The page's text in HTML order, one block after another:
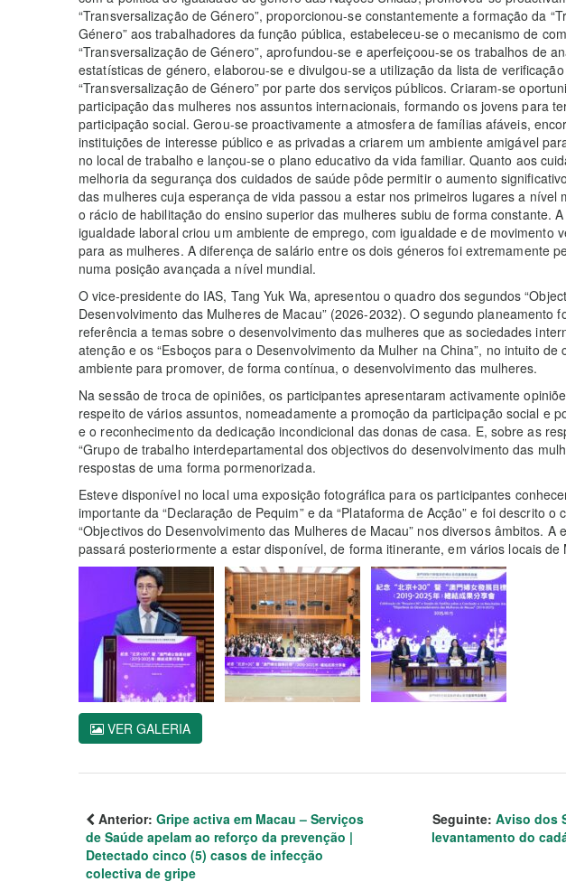
“Transversalização de Género”, proporcionou-se constantemente a formação da
Género” aos trabalhadores da função pública, estabeleceu-se o mecanismo de
“Transversalização de Género”, aprofundou-se e aperfeiçoou-se os trabalhos de
estatísticas de género, elaborou-se e divulgou-se a utilização da lista de
“Transversalização de Género” por parte dos serviços públicos. Criaram-se
participação das mulheres nos assuntos internacionais, formando os jovens para
participação social. Gerou-se proactivamente a atmosfera de famílias afáveis,
instituições de interesse público e as privadas a criarem um ambiente amigável
no local de trabalho e lançou-se o plano educativo da vida familiar. Quanto aos
melhoria da segurança dos cuidados de saúde pôde permitir o aumento
das mulheres cuja esperança de vida passou a estar nos primeiros lugares a nível
o rácio de habilitação do ensino superior das mulheres subiu de forma constante.
igualdade laboral criou um ambiente de emprego, com igualdade e de movimento
para as mulheres. A diferença de salário entre os dois géneros foi extremamente
numa posição avançada a nível mundial.
O vice-presidente do IAS, Tang Yuk Wa, apresentou o quadro dos segundos
Desenvolvimento das Mulheres de Macau” (2026-2032). O segundo planeamento
referência a temas sobre o desenvolvimento das mulheres que as sociedades
atenção e os “Esboços para o Desenvolvimento da Mulher na China”, no intuito de
ambiente para promover, de forma contínua, o desenvolvimento das mulheres.
Na sessão de troca de opiniões, os participantes apresentaram activamente
respeito de vários assuntos, nomeadamente a promoção da participação social e
e o reconhecimento da dedicação incondicional das donas de casa. E, sobre as
“Grupo de trabalho interdepartamental dos objectivos do desenvolvimento das
respostas de uma forma pormenorizada.
Esteve disponível no local uma exposição fotográfica para os participantes
importante da “Declaração de Pequim” e da “Plataforma de Acção” e foi descrito o
“Objectivos do Desenvolvimento das Mulheres de Macau” nos diversos âmbitos. A
passará posteriormente a estar disponível, de forma itinerante, em vários locais de
VER GALERIA
Anterior: Gripe activa em Macau – Serviços
de Saúde apelam ao reforço da prevenção |
Detectado cinco (5) casos de infecção
colectiva de gripe
Seguinte: Aviso dos
levantamento do